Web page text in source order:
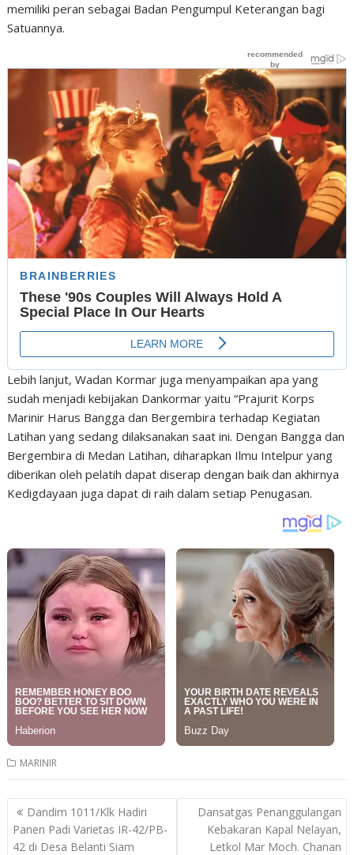
memiliki peran sebagai Badan Pengumpul Keterangan bagi
Satuannya.
Lebih lanjut, Wadan Kormar juga menyampaikan apa yang
sudah menjadi kebijakan Dankormar yaitu “Prajurit Korps
Marinir Harus Bangga dan Bergembira terhadap Kegiatan
Latihan yang sedang dilaksanakan saat ini. Dengan Bangga dan
Bergembira di Medan Latihan, diharapkan Ilmu Intelpur yang
diberikan oleh pelatih dapat diserap dengan baik dan akhirnya
Kedigdayaan juga dapat di raih dalam setiap Penugasan.
MARINIR
Post
navigation
Dandim 1011/Klk Hadiri
Panen Padi Varietas IR-42/PB-
42 di Desa Belanti Siam
Dansatgas Penanggulangan
Kebakaran Kapal Nelayan,
Letkol Mar Moch. Chanan